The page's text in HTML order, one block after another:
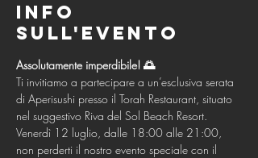
Info
sull'evento
Assolutamente imperdibile! 🌅
Ti invitiamo a partecipare a un’esclusiva serata
di Aperisushi presso il Torah Restaurant, situato
nel suggestivo Riva del Sol Beach Resort.
Venerdì 12 luglio, dalle 18:00 alle 21:00,
non perderti il nostro evento speciale con il